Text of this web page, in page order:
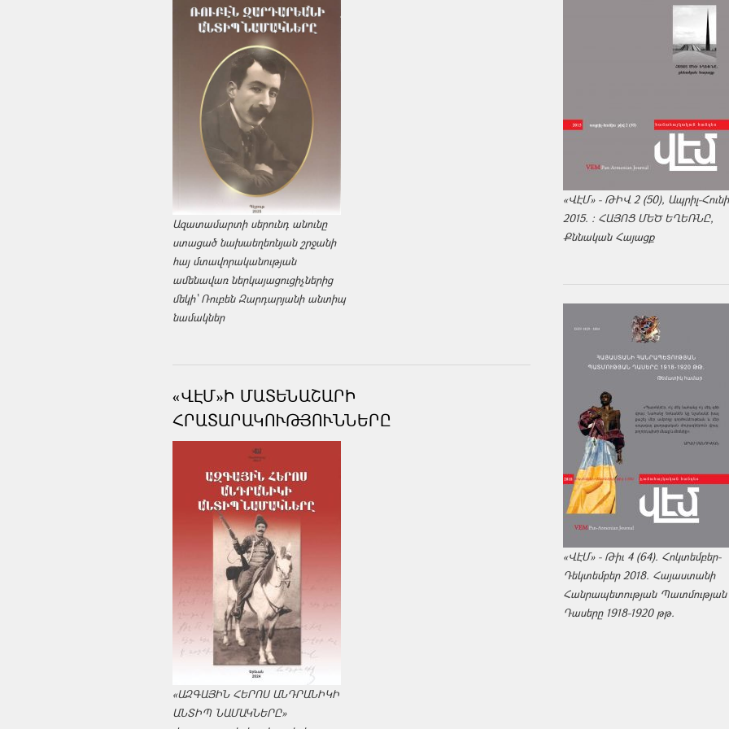
Ազատամարտի սերունդ անունը
ստացած նախաեղեռնյան շրջանի
հայ մտավորականության
ամենավառ ներկայացուցիչներից
մեկի՝ Ռուբեն Զարդարյանի անտիպ
նամակներ
«ՎԷՄ»Ի ՄԱՏԵՆԱՇԱՐԻ
ՀՐԱՏԱՐԱԿՈՒԹՅՈՒՆՆԵՐԸ
«ԱԶԳԱՅԻՆ ՀԵՐՈՍ ԱՆԴՐԱՆԻԿԻ
ԱՆՏԻՊ ՆԱՄԱԿՆԵՐԸ»
«ՎԷՄ» - ԹԻՎ 2 (50), Ապրիլ-
2015. : ՀԱՅՈՑ ՄԵԾ ԵՂԵՌՆԸ,
Քննական Հայացք
«ՎԷՄ» - Թիւ 4 (64). Հոկտեմբեր-
Դեկտեմբեր 2018. Հայաստանի
Հանրապետության Պատմության
Դասերը 1918-1920 թթ.